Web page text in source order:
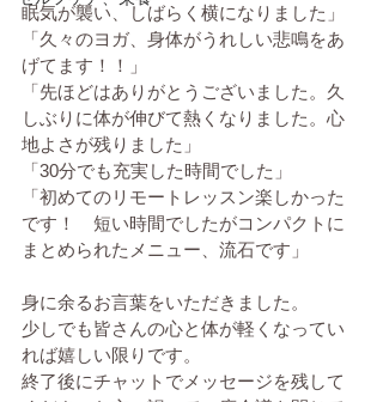
眠気が襲い、しばらく横になりました」
「久々のヨガ、身体がうれしい悲鳴をあ
げてます！！」
「先ほどはありがとうございました。久
しぶりに体が伸びて熱くなりました。心
地よさが残りました」
「30分でも充実した時間でした」
「初めてのリモートレッスン楽しかった
です！　短い時間でしたがコンパクトに
まとめられたメニュー、流石です」
身に余るお言葉をいただきました。
少しでも皆さんの心と体が軽くなってい
れば嬉しい限りです。
終了後にチャットでメッセージを残して